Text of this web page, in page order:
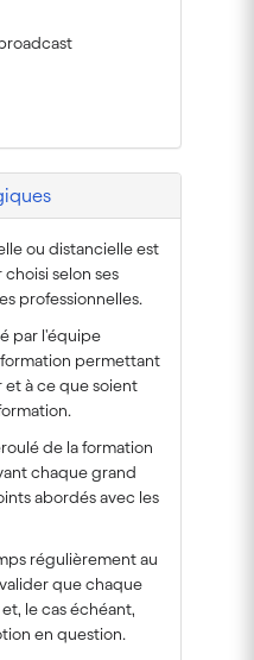
ou distancielle est
selon ses
professionnelles.
par l'équipe
permettant
et à ce que soient
de la formation
chaque grand
abordés avec les
régulièrement au
que chaque
le cas échéant,
en question.